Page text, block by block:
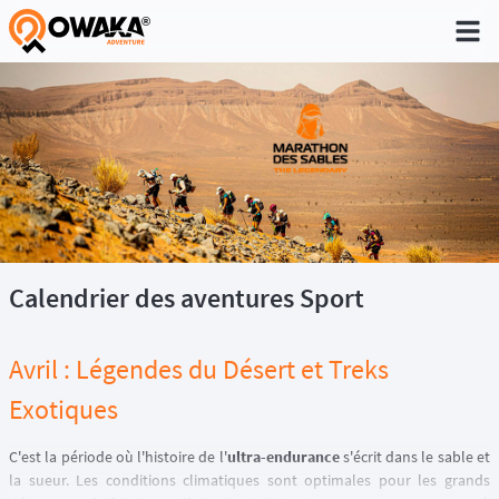
®
Calendrier des aventures Sport
Avril : Légendes du Désert et Treks
Exotiques
C'est la période où l'histoire de l'ultra-endurances'écrit dans le sable et
la sueur. Les conditions climatiques sont optimales pour les grands